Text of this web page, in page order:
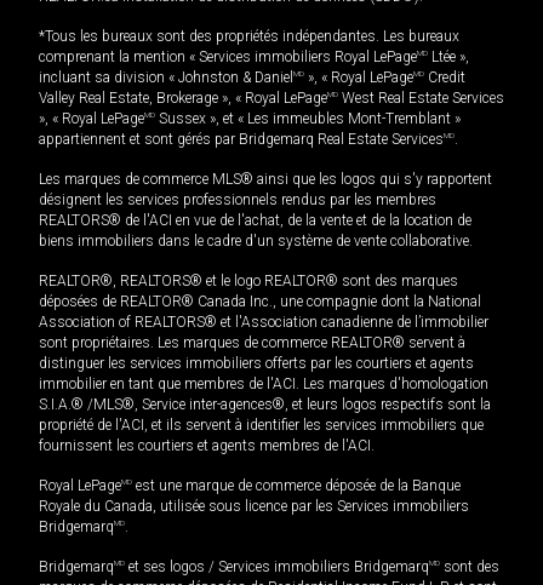
*Tous les bureaux sont des propriétés indépendantes. Les bureaux
comprenant la mention « Services immobiliers Royal LePageMD Ltée »,
incluant sa division « Johnston & Daniel MD », « Royal LePageMD Credit
Valley Real Estate, Brokerage », « Royal LePageMD West Real Estate Services
», « Royal LePageMD Sussex », et « Les immeubles Mont-Tremblant »
appartiennent et sont gérés par Bridgemarq Real Estate ServicesMD.
Les marques de commerce MLS® ainsi que les logos qui s'y rapportent
désignent les services professionnels rendus par les membres
REALTORS® de l'ACI en vue de l'achat, de la vente et de la location de
biens immobiliers dans le cadre d'un système de vente collaborative.
REALTOR®, REALTORS® et le logo REALTOR® sont des marques
déposées de REALTOR® Canada Inc., une compagnie dont la National
Association of REALTORS® et l'Association canadienne de l’immobilier
sont propriétaires. Les marques de commerce REALTOR® servent à
distinguer les services immobiliers offerts par les courtiers et agents
immobilier en tant que membres de l'ACI. Les marques d'homologation
S.I.A.® /MLS®, Service inter-agences®, et leurs logos respectifs sont la
propriété de l'ACI, et ils servent à identifier les services immobiliers que
fournissent les courtiers et agents membres de l'ACI.
Royal LePageMD est une marque de commerce déposée de la Banque
Royale du Canada, utilisée sous licence par les Services immobiliers
BridgemarqMD.
BridgemarqMD et ses logos / Services immobiliers BridgemarqMD sont des